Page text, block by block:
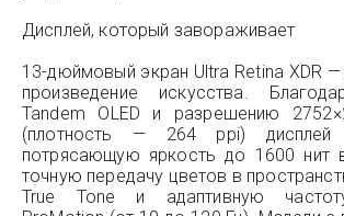
Дисплей, который завораживает
13-дюймовый экран Ultra Retina XDR
произведение искусства.
Tandem OLED и разрешению
(плотность — 264 ppi) дисплей
потрясающую яркость до 1600 нит
точную передачу цветов в
True Tone и адаптивную